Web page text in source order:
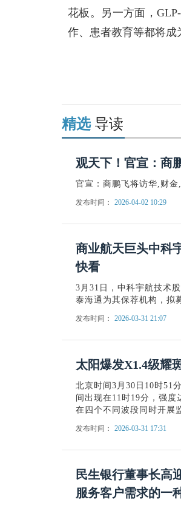
花板。另一方面，
作、患者教育等都将成
精选导读
观天下！官宣：商
官宣：商鹏飞将访华,财
发布时间： 2026-04-02 10:29
商业航天巨头中科
快看
3月31日，中科宇航技术
泰海通为其保荐机构，拟
发布时间： 2026-03-31 21:07
太阳爆发X1.4级耀
北京时间3月30日10时51
间出现在11时19分，强度
在四个不同波段同时开展
发布时间： 2026-03-31 17:31
民生银行董事长高
服务客户需求的一